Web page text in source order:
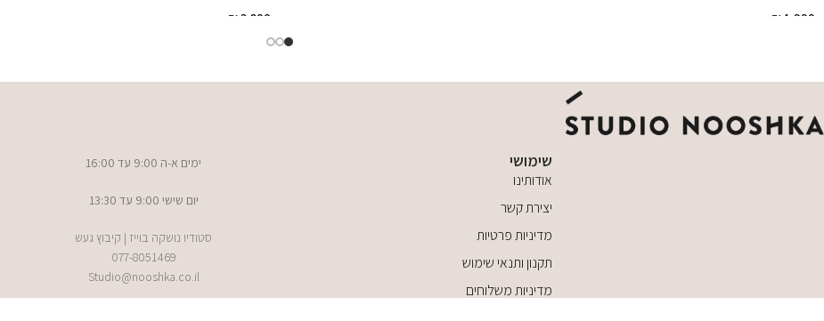
₪ 1,900
₪3,800
שימושי
אודותינו
יצירת קשר
מדיניות פרטיות
תקנון ותנאי שימוש
מדיניות משלוחים
ימים א-ה 9:00 עד 16:00
יום שישי 9:00 עד 13:30
סטודיו נושקה בוייז | קיבוץ געש
077-8051469
Studio@nooshka.co.il